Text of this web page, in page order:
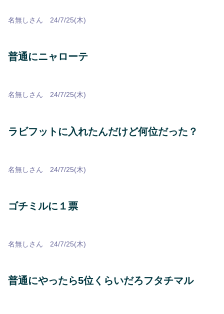
名無しさん 24/7/25(木)
普通にニャローテ
名無しさん 24/7/25(木)
ラビフットに入れたんだけど何位だった？
名無しさん 24/7/25(木)
ゴチミルに１票
名無しさん 24/7/25(木)
普通にやったら5位くらいだろフタチマル